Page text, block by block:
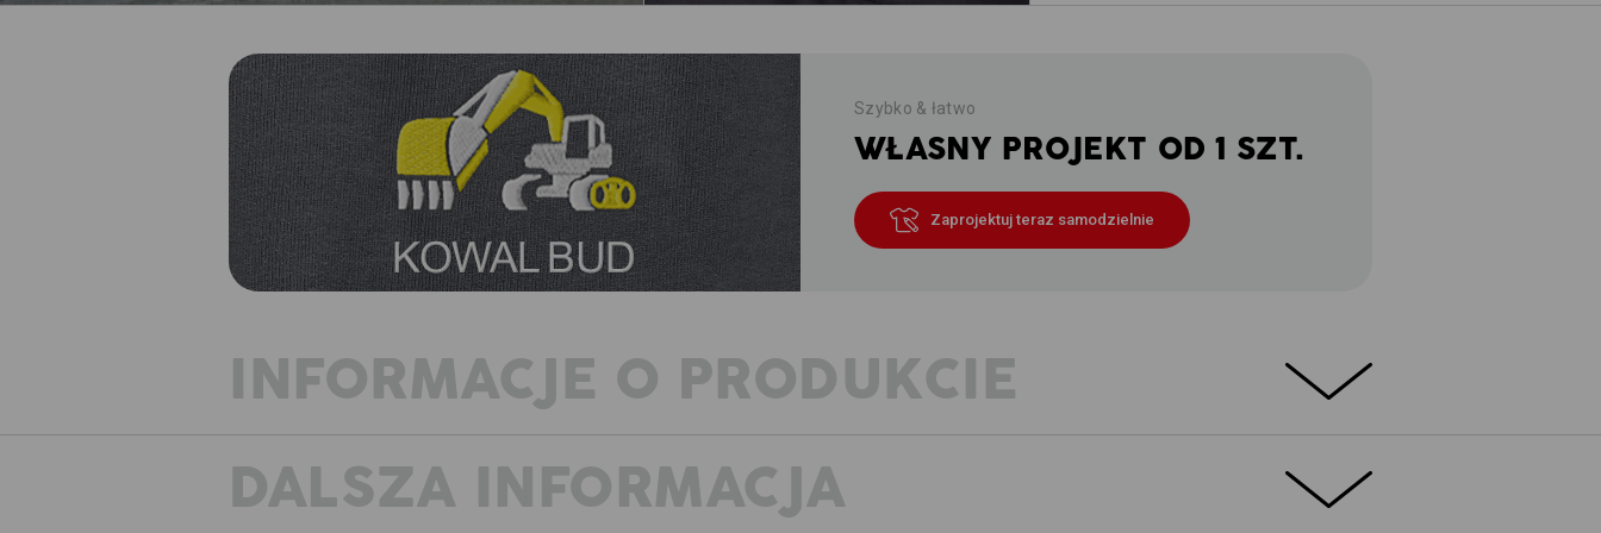
Szybko & łatwo
WŁASNY PROJEKT OD 1 SZT.
Zaprojektuj teraz samodzielnie
INFORMACJE O PRODUKCIE
PRZEMYŚLANE SPODNIE ROBOCZE
z kieszeniami na nakolanniki
DALSZA INFORMACJA